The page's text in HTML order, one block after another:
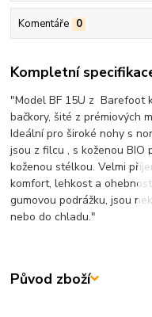
Komentáře 0
Kompletní
"Model BF 15U z Barefoot
bačkory, šité z prémiových
Ideální pro široké nohy s
jsou z filcu , s koženou BIO
koženou stélkou. Velmi
komfort, lehkost a
gumovou podrážku, jsou
nebo do chladu."
Původ zboží